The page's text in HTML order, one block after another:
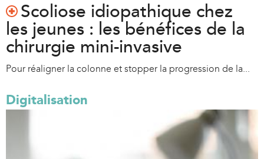
Scoliose idiopathique chez
les jeunes : les bénéfices de la
chirurgie mini-invasive
Pour réaligner la colonne et stopper la progression de la...
Digitalisation